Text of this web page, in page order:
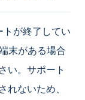
が終了してい
末がある場合
い。サポート
れないため、